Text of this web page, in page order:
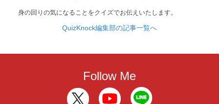
身の回りの気になることをクイズでお伝えいたします。
QuizKnock編集部の記事一覧へ
Follow Me